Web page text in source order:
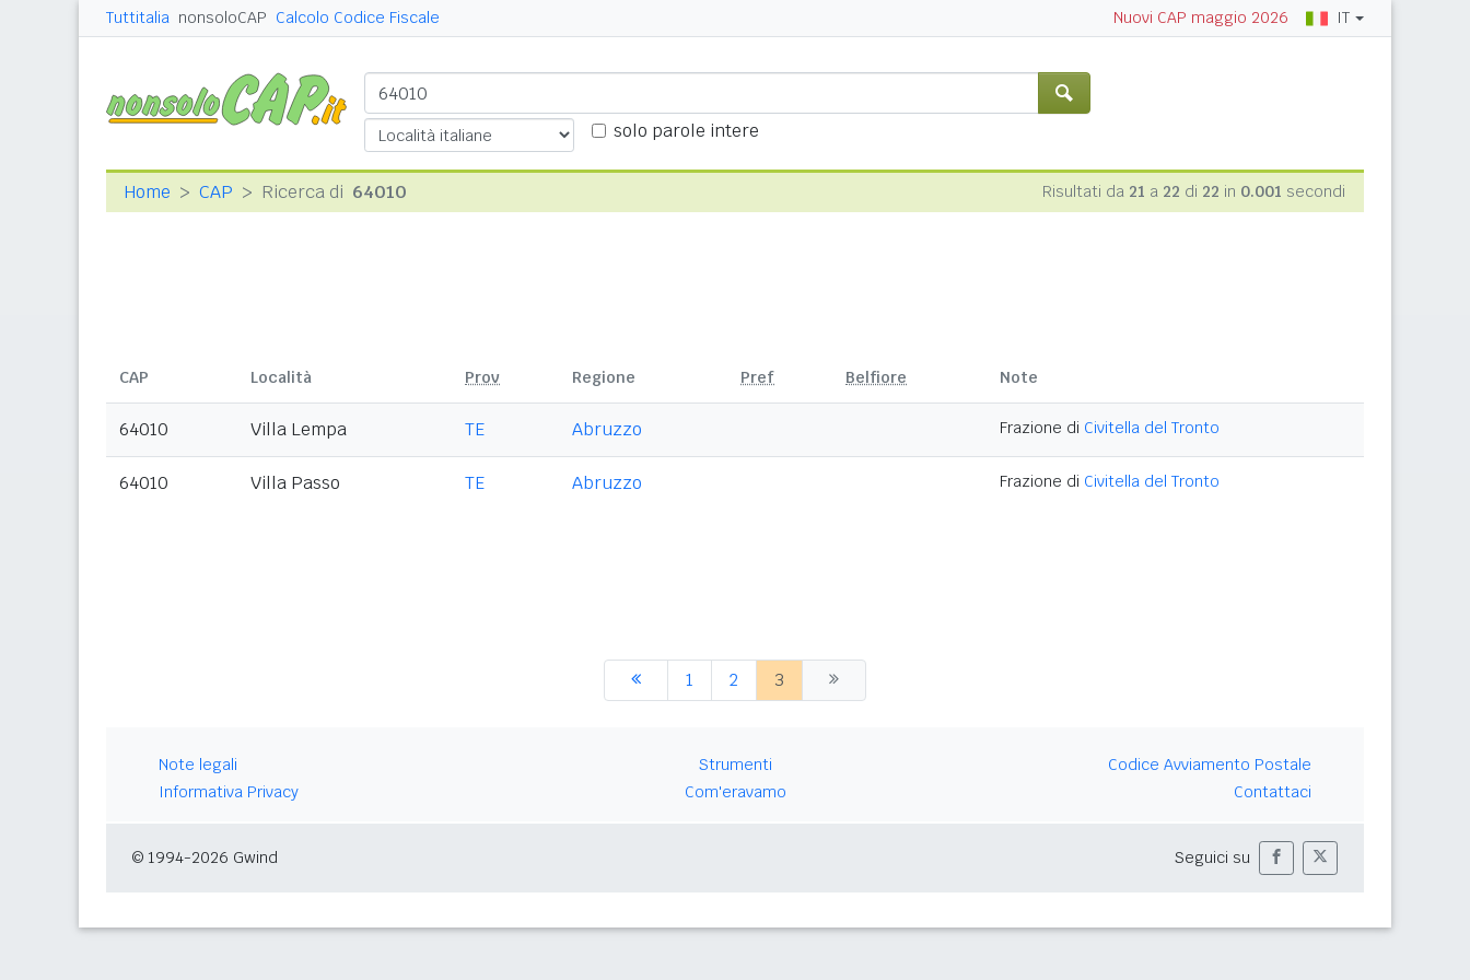
Tuttitalia nonsoloCAP Calcolo Codice Fiscale Nuovi CAP maggio 2026 IT
solo parole intere
Home CAP Ricerca di 64010 Risultati da 21 a 22 di 22 in 0.001 secondi
CAP Località Prov Regione Pref Belfiore Note
64010 Villa Lempa TE Abruzzo Frazione di Civitella del Tronto
64010 Villa Passo TE Abruzzo Frazione di Civitella del Tronto
1 2 3
Note legali
Informativa Privacy
Strumenti
Com'eravamo
Codice Avviamento Postale
Contattaci
© 1994-2026 Gwind Seguici su